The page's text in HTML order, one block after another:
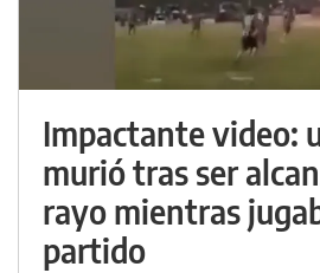
Impactante video:
murió tras ser
rayo mientras
partido